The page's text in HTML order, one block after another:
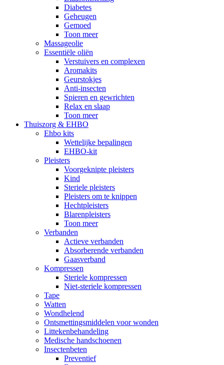
Diabetes
Geheugen
Gemoed
Toon meer
Massageolie
Essentiële oliën
Verstuivers en complexen
Aromakits
Geurstokjes
Anti-insecten
Spieren en gewrichten
Relax en slaap
Toon meer
Thuiszorg & EHBO
Ehbo kits
Wettelijke bepalingen
EHBO-kit
Pleisters
Voorgeknipte pleisters
Kind
Steriele pleisters
Pleisters om te knippen
Hechtpleisters
Blarenpleisters
Toon meer
Verbanden
Actieve verbanden
Absorberende verbanden
Gaasverband
Kompressen
Steriele kompressen
Niet-steriele kompressen
Tape
Watten
Wondhelend
Ontsmettingsmiddelen voor wonden
Littekenbehandeling
Medische handschoenen
Insectenbeten
Preventief